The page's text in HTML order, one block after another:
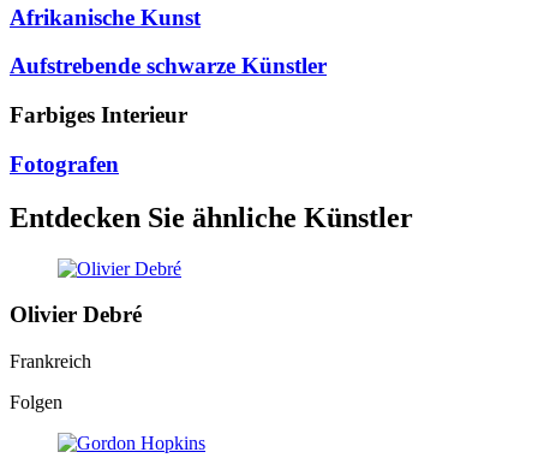
Afrikanische Kunst
Aufstrebende schwarze Künstler
Farbiges Interieur
Fotografen
Entdecken Sie ähnliche Künstler
Olivier Debré
Frankreich
Folgen